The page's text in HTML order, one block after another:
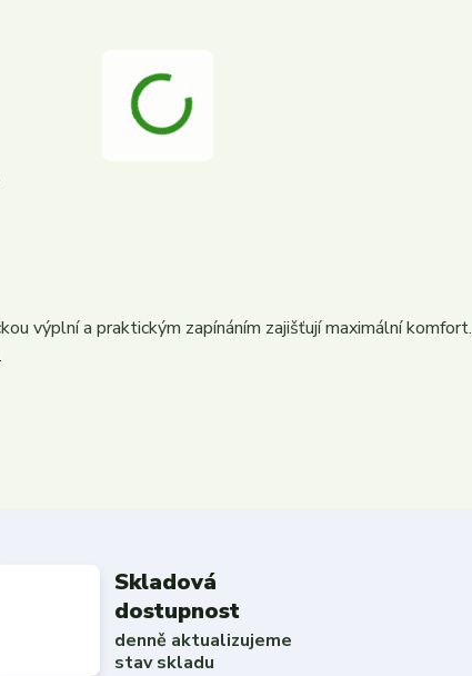
výplní a praktickým zapínáním zajišťují maximální komfort.
Skladová
dostupnost
denně aktualizujeme
stav skladu